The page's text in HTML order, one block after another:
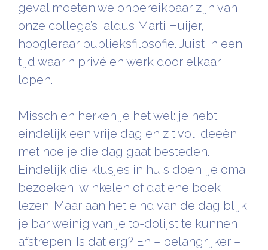
geval moeten we onbereikbaar zijn van
onze collega’s, aldus Marti Huijer,
hoogleraar publieksfilosofie. Juist in een
tijd waarin privé en werk door elkaar
lopen.
Misschien herken je het wel: je hebt
eindelijk een vrije dag en zit vol ideeën
met hoe je die dag gaat besteden.
Eindelijk die klusjes in huis doen, je oma
bezoeken, winkelen of dat ene boek
lezen. Maar aan het eind van de dag blijk
je bar weinig van je to-dolijst te kunnen
afstrepen. Is dat erg? En – belangrijker –